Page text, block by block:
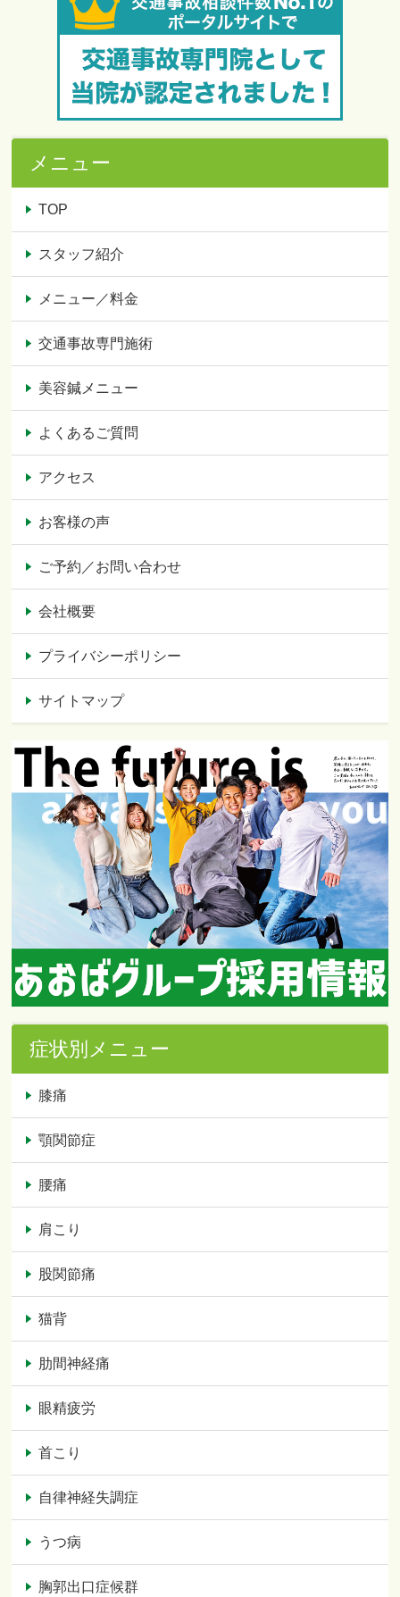
メニュー
TOP
スタッフ紹介
メニュー／料金
交通事故専門施術
美容鍼メニュー
よくあるご質問
アクセス
お客様の声
ご予約／お問い合わせ
会社概要
プライバシーポリシー
サイトマップ
症状別メニュー
膝痛
顎関節症
腰痛
肩こり
股関節痛
猫背
肋間神経痛
眼精疲労
首こり
自律神経失調症
うつ病
胸郭出口症候群